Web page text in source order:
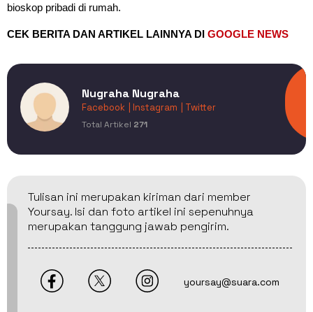
bioskop pribadi di rumah.
CEK BERITA DAN ARTIKEL LAINNYA DI GOOGLE NEWS
Nugraha Nugraha
Facebook | Instagram | Twitter
Total Artikel 271
Tulisan ini merupakan kiriman dari member
Yoursay. Isi dan foto artikel ini sepenuhnya
merupakan tanggung jawab pengirim.
yoursay@suara.com